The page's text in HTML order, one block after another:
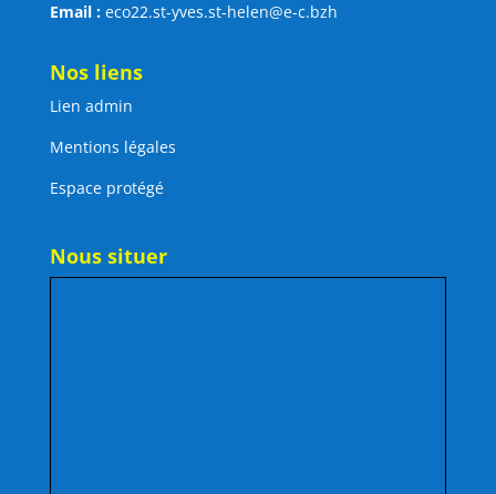
Email :eco22.st-yves.st-helen@e-c.bzh
Nos liens
Lien admin
Mentions légales
Espace protégé
Nous situer